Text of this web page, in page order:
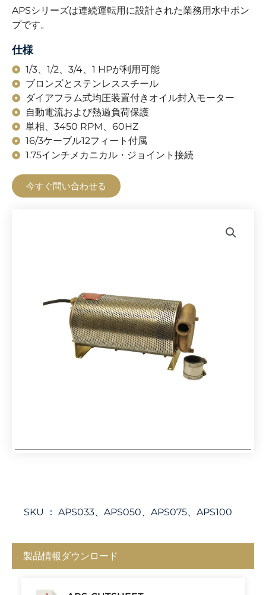
APSシリーズは連続運転用に設計された業務用水中ポン
プです。
仕様
1/3、1/2、3/4、1 HPが利用可能
ブロンズとステンレススチール
ダイアフラム式均圧装置付きオイル封入モーター
自動電流および熱過負荷保護
単相、3450 RPM、60HZ
16/3ケーブル12フィート付属
1.75インチメカニカル・ジョイント接続
今すぐ問い合わせる
SKU ： APS033、APS050、APS075、APS100
製品情報ダウンロード